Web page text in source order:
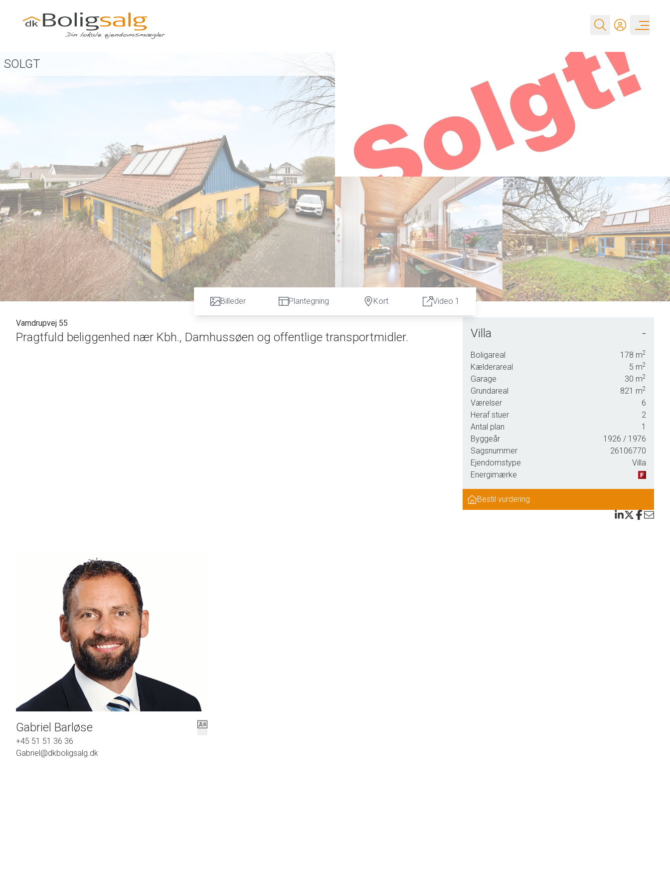
SOLGT
2
3
4
5
6
7
8
9
0
1
5
6
7
8
9
Billeder Plantegning Kort Video 1
Vamdrupvej 55
Pragtfuld beliggenhed nær Kbh., Damhussøen og offentlige transportmidler.
Med denne villa får I en enestående chance for at skabe jeres eget præg på et bemærkelsesværdigt hyggelig hjem, der bare venter på at blive fyldt op med liv og
skøn atmosfære. Og så er I særdeles tæt på Københavns summende liv.
Villa -
Boligareal 178 m2
Kælderareal 5 m2
Garage 30 m2
Grundareal 821 m2
Værelser
6
Heraf stuer
2
Antal plan
1
Byggeår
1926 / 1976
Sagsnummer
26106770
Ejendomstype
Villa
Energimærke
Bestil vurdering
Gabriel Barløse
+45 51 51 36 36
Gabriel@dkboligsalg.dk